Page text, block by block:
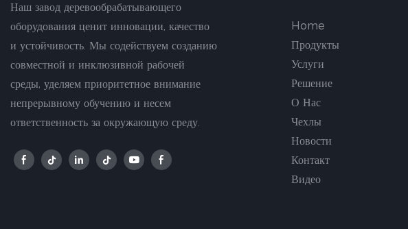
Наш завод деревообрабатывающего
оборудования ценит инновации, качество
и устойчивость. Мы содействуем созданию
совместной и инклюзивной рабочей
среды, уделяем приоритетное внимание
непрерывному обучению и несем
ответственность за окружающую среду.
Home
Продукты
Услуги
Решение
О Нас
Чехлы
Новости
Контакт
Видео